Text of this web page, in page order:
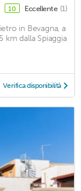
10 Eccellente (1)
in Bevagna, a
km dalla Spiaggia
Verifica disponibilità